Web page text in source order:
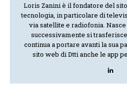
Loris Zanini è il fondatore del
tecnologia, in particolare di
via satellite e radiofonia. Nasce
successivamente si
continua a portare avanti la sua
sito web di Dtti anche le app